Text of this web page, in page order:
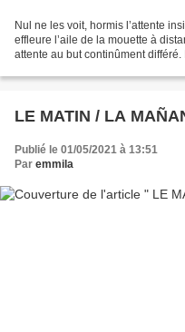
Nul ne les voit, hormis l’attente
effleure l’aile de la mouette à
attente au but continûment
LE MATIN / LA
Publié le 01/05/2021 à 13:51
Par emmila